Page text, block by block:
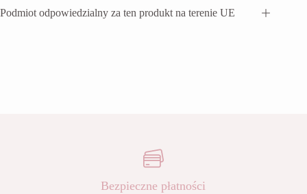
Podmiot odpowiedzialny za ten produkt na terenie UE
Bezpieczne płatności